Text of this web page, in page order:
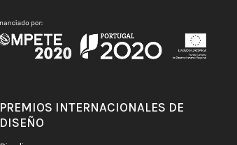
PREMIOS INTERNACIONALES DE
DISEÑO